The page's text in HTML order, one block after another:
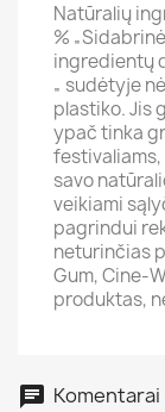
Natūralių
%
ingredientų
„ sudėtyje
plastiko. Jis
ypač tinka
savo
veikiami
pagrindui
neturinčias
Gum, Cine-
produktas,
Komentarai